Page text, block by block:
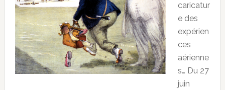
caricatur
e des
expérien
ces
aérienne
s… Du 27
juin